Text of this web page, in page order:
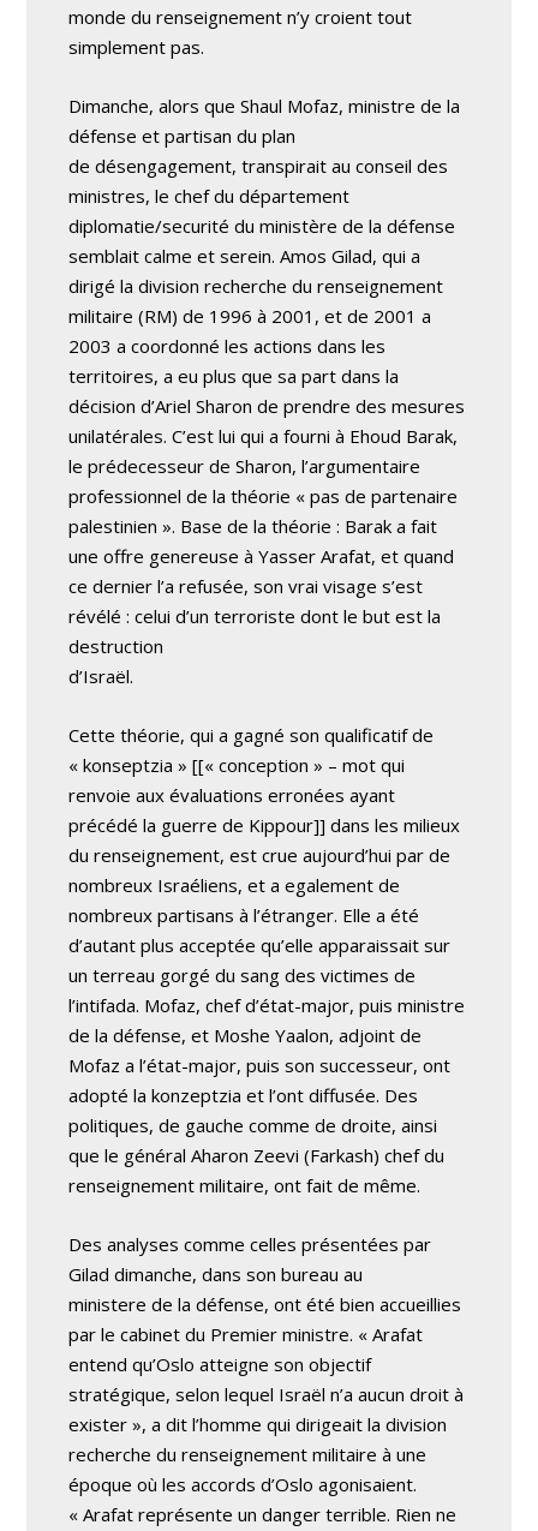
monde du renseignement n’y croient tout
simplement pas.
Dimanche, alors que Shaul Mofaz, ministre de la
défense et partisan du plan
de désengagement, transpirait au conseil des
ministres, le chef du département
diplomatie/securité du ministère de la défense
semblait calme et serein. Amos Gilad, qui a
dirigé la division recherche du renseignement
militaire (RM) de 1996 à 2001, et de 2001 a
2003 a coordonné les actions dans les
territoires, a eu plus que sa part dans la
décision d’Ariel Sharon de prendre des mesures
unilatérales. C’est lui qui a fourni à Ehoud Barak,
le prédecesseur de Sharon, l’argumentaire
professionnel de la théorie « pas de partenaire
palestinien ». Base de la théorie : Barak a fait
une offre genereuse à Yasser Arafat, et quand
ce dernier l’a refusée, son vrai visage s’est
révélé : celui d’un terroriste dont le but est la
destruction
d’Israël.
Cette théorie, qui a gagné son qualificatif de
« konseptzia » [[« conception » – mot qui
renvoie aux évaluations erronées ayant
précédé la guerre de Kippour]] dans les milieux
du renseignement, est crue aujourd’hui par de
nombreux Israéliens, et a egalement de
nombreux partisans à l’étranger. Elle a été
d’autant plus acceptée qu’elle apparaissait sur
un terreau gorgé du sang des victimes de
l’intifada. Mofaz, chef d’état-major, puis ministre
de la défense, et Moshe Yaalon, adjoint de
Mofaz a l’état-major, puis son successeur, ont
adopté la konzeptzia et l’ont diffusée. Des
politiques, de gauche comme de droite, ainsi
que le général Aharon Zeevi (Farkash) chef du
renseignement militaire, ont fait de même.
Des analyses comme celles présentées par
Gilad dimanche, dans son bureau au
ministere de la défense, ont été bien accueillies
par le cabinet du Premier ministre. « Arafat
entend qu’Oslo atteigne son objectif
stratégique, selon lequel Israël n’a aucun droit à
exister », a dit l’homme qui dirigeait la division
recherche du renseignement militaire à une
époque où les accords d’Oslo agonisaient.
« Arafat représente un danger terrible. Rien ne